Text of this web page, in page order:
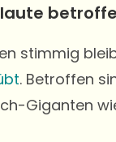
stimmig
. Betroffen
Giganten